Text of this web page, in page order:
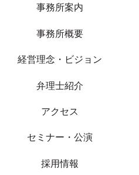
事務所案内
事務所概要
経営理念・ビジョン
弁理士紹介
アクセス
セミナー・公演
採用情報